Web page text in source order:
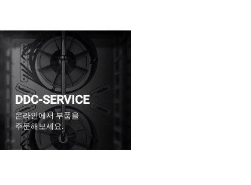
DDC-SERVICE
온라인에서 부품을
주문해보세요.